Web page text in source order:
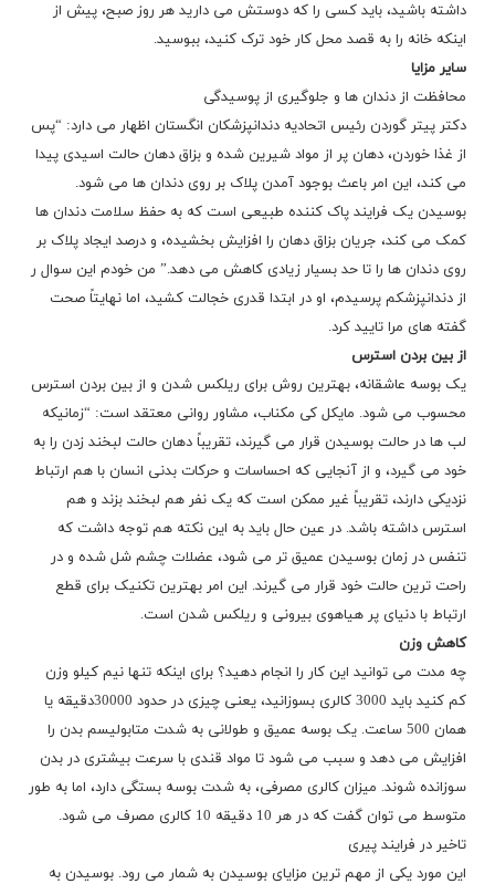
داشته باشید، باید کسی را که دوستش می دارید هر روز صبح، پیش از
اینکه خانه را به قصد محل کار خود ترک کنید، ببوسید.
سایر مزایا
محافظت از دندان ها و جلوگیری از پوسیدگی
دکتر پیتر گوردن رئیس اتحادیه دندانپزشکان انگستان اظهار می دارد: “پس
از غذا خوردن، دهان پر از مواد شیرین شده و بزاق دهان حالت اسیدی پیدا
می کند، این امر باعث بوجود آمدن پلاک بر روی دندان ها می شود.
بوسیدن یک فرایند پاک کننده طبیعی است که به حفظ سلامت دندان ها
کمک می کند، جریان بزاق دهان را افزایش بخشیده، و درصد ایجاد پلاک بر
روی دندان ها را تا حد بسیار زیادی کاهش می دهد.” من خودم این سوال ر
از دندانپزشکم پرسیدم، او در ابتدا قدری خجالت کشید، اما نهایتاً صحت
گفته های مرا تایید کرد.
از بین بردن استرس
یک بوسه عاشقانه، بهترین روش برای ریلکس شدن و از بین بردن استرس
محسوب می شود. مایکل کی مکناب، مشاور روانی معتقد است: “زمانیکه
لب ها در حالت بوسیدن قرار می گیرند، تقریباً دهان حالت لبخند زدن را به
خود می گیرد، و از آنجایی که احساسات و حرکات بدنی انسان با هم ارتباط
نزدیکی دارند، تقریباً غیر ممکن است که یک نفر هم لبخند بزند و هم
استرس داشته باشد. در عین حال باید به این نکته هم توجه داشت که
تنفس در زمان بوسیدن عمیق تر می شود، عضلات چشم شل شده و در
راحت ترین حالت خود قرار می گیرند. این امر بهترین تکنیک برای قطع
ارتباط با دنیای پر هیاهوی بیرونی و ریلکس شدن است.
کاهش وزن
چه مدت می توانید این کار را انجام دهید؟ برای اینکه تنها نیم کیلو وزن
کم کنید باید 3000 کالری بسوزانید، یعنی چیزی در حدود 30000دقیقه یا
همان 500 ساعت. یک بوسه عمیق و طولانی به شدت متابولیسم بدن را
افزایش می دهد و سبب می شود تا مواد قندی با سرعت بیشتری در بدن
سوزانده شوند. میزان کالری مصرفی، به شدت بوسه بستگی دارد، اما به طور
متوسط می توان گفت که در هر 10 دقیقه 10 کالری مصرف می شود.
تاخیر در فرایند پیری
این مورد یکی از مهم ترین مزایای بوسیدن به شمار می رود. بوسیدن به